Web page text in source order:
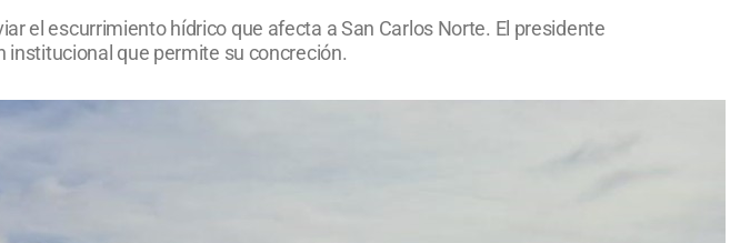
el escurrimiento hídrico que afecta a San Carlos Norte. El presidente
institucional que permite su concreción.